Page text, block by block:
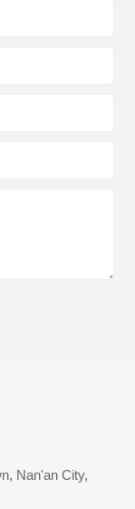
Nan'an City,